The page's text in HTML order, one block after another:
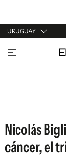
URUGUAY
URUGUAY
ARGENTINA
Nicolás
cáncer, el